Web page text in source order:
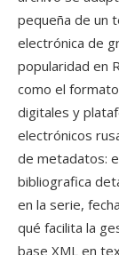
pequeña de un
electrónica de
popularidad en
como el
digitales y
electrónicos
de metadatos:
bibliografica
en la serie,
qué facilita la
base XML en